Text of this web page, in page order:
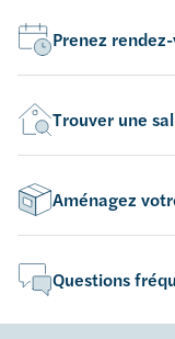
Prenez
Trouver une
Aménagez
Questions